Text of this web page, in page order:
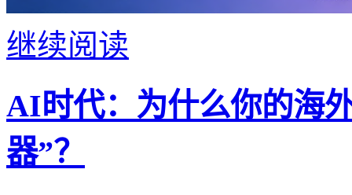
继续阅读
AI时代：为什么你的海
器”？